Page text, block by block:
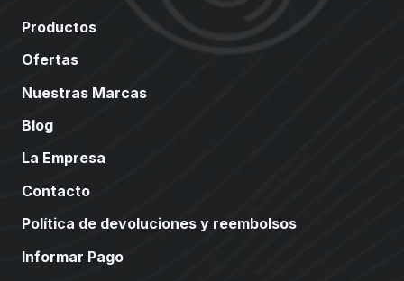
Productos
Ofertas
Nuestras Marcas
Blog
La Empresa
Contacto
Política de devoluciones y reembolsos
Informar Pago